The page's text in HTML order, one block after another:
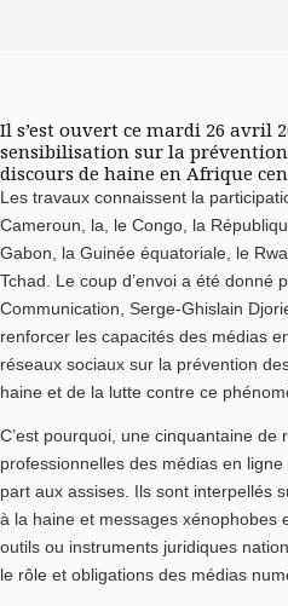
Il s’est ouvert ce mardi 26 avril
sensibilisation sur la
discours de haine en Afrique
Les travaux connaissent la
Cameroun, la, le Congo, la
Gabon, la Guinée équatoriale, le
Tchad. Le coup d’envoi a été donné
Communication, Serge-Ghislain
renforcer les capacités des médias
réseaux sociaux sur la prévention
haine et de la lutte contre ce
C’est pourquoi, une cinquantaine de
professionnelles des médias en
part aux assises. Ils sont interpellés
à la haine et messages xénophobes
outils ou instruments juridiques
le rôle et obligations des médias